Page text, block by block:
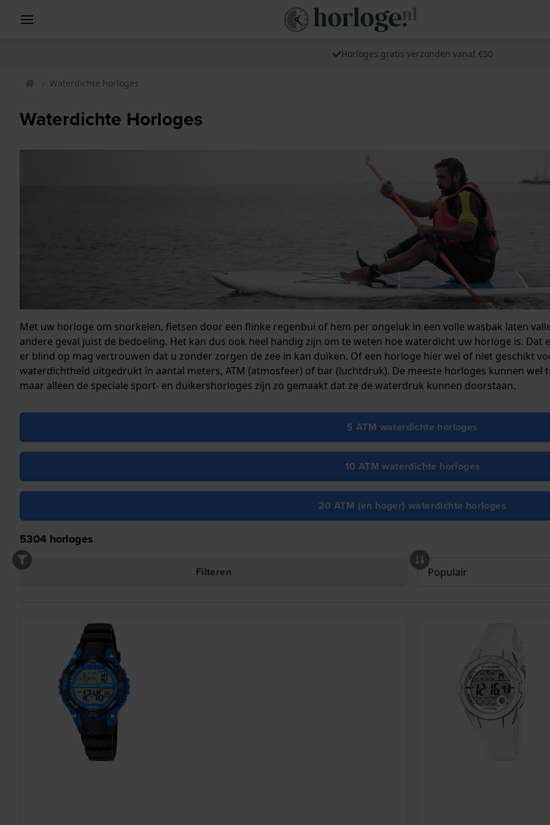
Horloges gratis verzonden vanaf €50
Waterdichte horloges
Waterdichte Horloges
Met uw horloge om snorkelen, fietsen door een flinke regenbui of hem per ongeluk in een volle wasbak laten
andere geval juist de bedoeling. Het kan dus ook heel handig zijn om te weten hoe waterdicht uw horloge is.
er blind op mag vertrouwen dat u zonder zorgen de zee in kan duiken. Of een horloge hier wel of niet geschikt
waterdichtheid uitgedrukt in aantal meters, ATM (atmosfeer) of bar (luchtdruk). De meeste horloges kunnen
maar alleen de speciale sport- en duikershorloges zijn zo gemaakt dat ze de waterdruk kunnen doorstaan.
5 ATM waterdichte horloges
10 ATM waterdichte horloges
20 ATM (en hoger) waterdichte horloges
5304 horloges
Filteren